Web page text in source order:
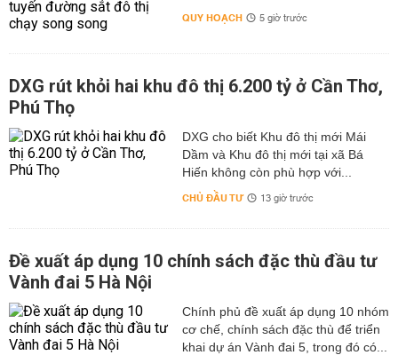
QUY HOẠCH 5 giờ trước
DXG rút khỏi hai khu đô thị 6.200 tỷ ở Cần Thơ,
Phú Thọ
DXG cho biết Khu đô thị mới Mái
Dầm và Khu đô thị mới tại xã Bá
Hiến không còn phù hợp với...
CHỦ ĐẦU TƯ 13 giờ trước
Đề xuất áp dụng 10 chính sách đặc thù đầu tư
Vành đai 5 Hà Nội
Chính phủ đề xuất áp dụng 10 nhóm
cơ chế, chính sách đặc thù để triển
khai dự án Vành đai 5, trong đó có...